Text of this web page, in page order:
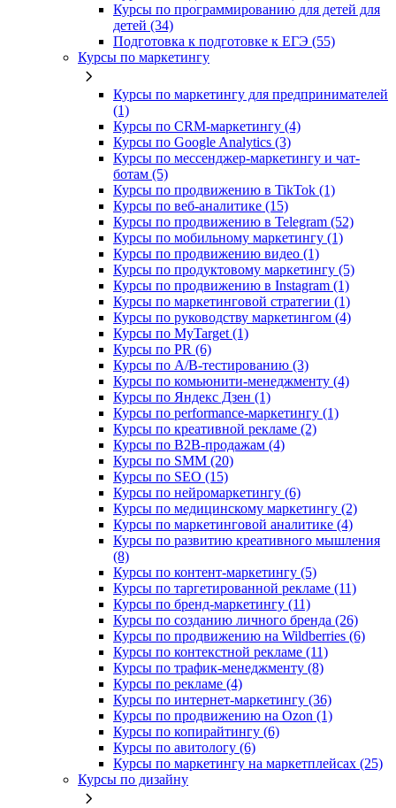
Курсы по программированию для детей для
детей (34)
Подготовка к подготовке к ЕГЭ (55)
Курсы по маркетингу
Курсы по маркетингу для предпринимателей
(1)
Курсы по CRM-маркетингу (4)
Курсы по Google Analytics (3)
Курсы по мессенджер-маркетингу и чат-
ботам (5)
Курсы по продвижению в TikTok (1)
Курсы по веб-аналитике (15)
Курсы по продвижению в Telegram (52)
Курсы по мобильному маркетингу (1)
Курсы по продвижению видео (1)
Курсы по продуктовому маркетингу (5)
Курсы по продвижению в Instagram (1)
Курсы по маркетинговой стратегии (1)
Курсы по руководству маркетингом (4)
Курсы по MyTarget (1)
Курсы по PR (6)
Курсы по A/B-тестированию (3)
Курсы по комьюнити-менеджменту (4)
Курсы по Яндекс Дзен (1)
Курсы по performance-маркетингу (1)
Курсы по креативной рекламе (2)
Курсы по B2B-продажам (4)
Курсы по SMM (20)
Курсы по SEO (15)
Курсы по нейромаркетингу (6)
Курсы по медицинскому маркетингу (2)
Курсы по маркетинговой аналитике (4)
Курсы по развитию креативного мышления
(8)
Курсы по контент-маркетингу (5)
Курсы по таргетированной рекламе (11)
Курсы по бренд-маркетингу (11)
Курсы по созданию личного бренда (26)
Курсы по продвижению на Wildberries (6)
Курсы по контекстной рекламе (11)
Курсы по трафик-менеджменту (8)
Курсы по рекламе (4)
Курсы по интернет-маркетингу (36)
Курсы по продвижению на Ozon (1)
Курсы по копирайтингу (6)
Курсы по авитологу (6)
Курсы по маркетингу на маркетплейсах (25)
Курсы по дизайну